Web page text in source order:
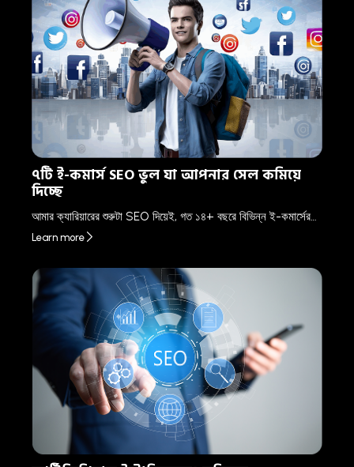
৭টি ই-কমার্স SEO ভুল যা আপনার সেল কমিয়ে
দিচ্ছে
আমার ক্যারিয়ারের শুরুটা SEO দিয়েই, গত ১৪+ বছরে বিভিন্ন ই-কমার্সের…
Learn more